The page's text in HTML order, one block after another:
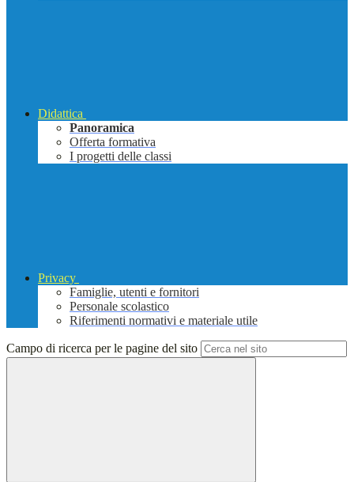
Didattica
Panoramica
Offerta formativa
I progetti delle classi
Privacy
Famiglie, utenti e fornitori
Personale scolastico
Riferimenti normativi e materiale utile
Campo di ricerca per le pagine del sito